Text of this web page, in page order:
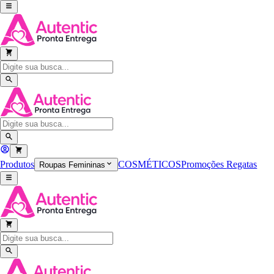
Produtos Roupas Femininas COSMÉTICOSPromoçõesRegatas